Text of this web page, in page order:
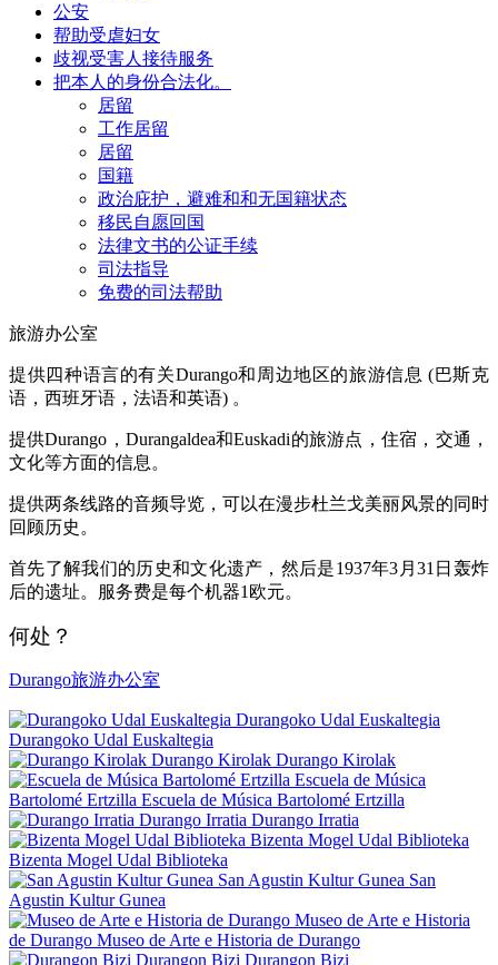
公安
帮助受虐妇女
歧视受害人接待服务
把本人的身份合法化。
居留
工作居留
居留
国籍
政治庇护，避难和和无国籍状态
移民自愿回国
法律文书的公证手续
司法指导
免费的司法帮助
旅游办公室
提供四种语言的有关Durango和周边地区的旅游信息 (巴斯克
语，西班牙语，法语和英语) 。
提供Durango，Durangaldea和Euskadi的旅游点，住宿，交通，
文化等方面的信息。
提供两条线路的音频导览，可以在漫步杜兰戈美丽风景的同时
回顾历史。
首先了解我们的历史和文化遗产，然后是1937年3月31日轰炸
后的遗址。服务费是每个机器1欧元。
何处？
Durango旅游办公室
Durangoko Udal Euskaltegia
Durangoko Udal Euskaltegia
Durango Kirolak Durango Kirolak
Escuela de Música
Bartolomé Ertzilla Escuela de Música Bartolomé Ertzilla
Durango Irratia Durango Irratia
Bizenta Mogel Udal Biblioteka
Bizenta Mogel Udal Biblioteka
San Agustin Kultur Gunea San
Agustin Kultur Gunea
Museo de Arte e Historia
de Durango Museo de Arte e Historia de Durango
Durangon Bizi Durangon Bizi